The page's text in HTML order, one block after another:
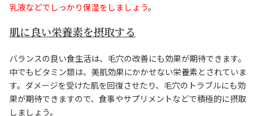
乳液などでしっかり保湿をしましょう。
肌に良い栄養素を摂取する
バランスの良い食生活は、毛穴の改善にも効果が期待できます。
中でもビタミン類は、美肌効果にかかせない栄養素とされていま
す。ダメージを受けた肌を回復させたり、毛穴のトラブルにも効
果が期待できますので、食事やサプリメントなどで積極的に摂取
しましょう。